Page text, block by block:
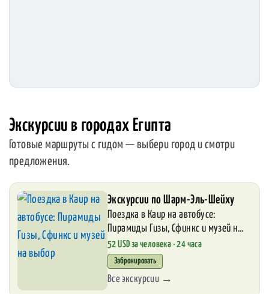
Экскурсии в городах Египта
Готовые маршруты с гидом — выбери город и смотри
предложения.
Экскурсии по Шарм-Эль-Шейху
Поездка в Каир на автобусе:
Пирамиды Гизы, Сфинкс и музей на
выбор
52 USD за человека · 24 часа
Забронировать
Все экскурсии →